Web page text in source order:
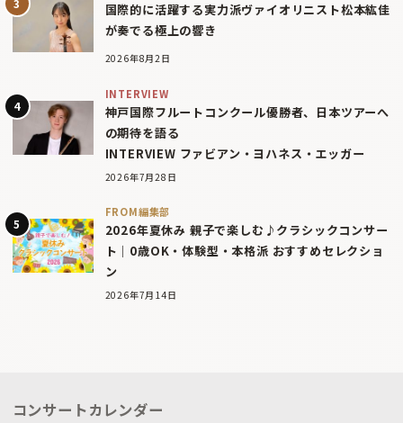
国際的に活躍する実力派ヴァイオリニスト松本紘佳
が奏でる極上の響き
2026年8月2日
INTERVIEW
神戸国際フルートコンクール優勝者、日本ツアーへ
の期待を語る
INTERVIEW ファビアン・ヨハネス・エッガー
2026年7月28日
FROM編集部
2026年夏休み 親子で楽しむ♪クラシックコンサー
ト｜0歳OK・体験型・本格派 おすすめセレクショ
ン
2026年7月14日
コンサートカレンダー